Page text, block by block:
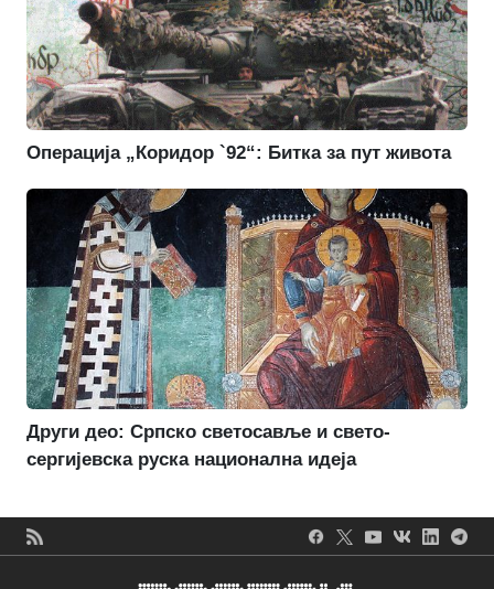
Операција „Коридор `92“: Битка за пут живота
Други део: Српско светосавље и свето-
сергијевска руска национална идеја